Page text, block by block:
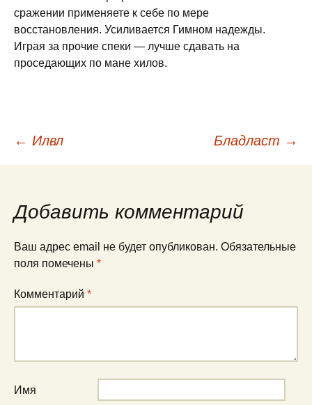
сражении применяете к себе по мере
восстановления. Усиливается Гимном надежды.
Играя за прочие спеки — лучше сдавать на
проседающих по мане хилов.
Навигация
записям
← Илвл Бладласт →
Добавить комментарий
Ваш адрес email не будет опубликован. Обязательные
поля помечены *
Комментарий *
Имя